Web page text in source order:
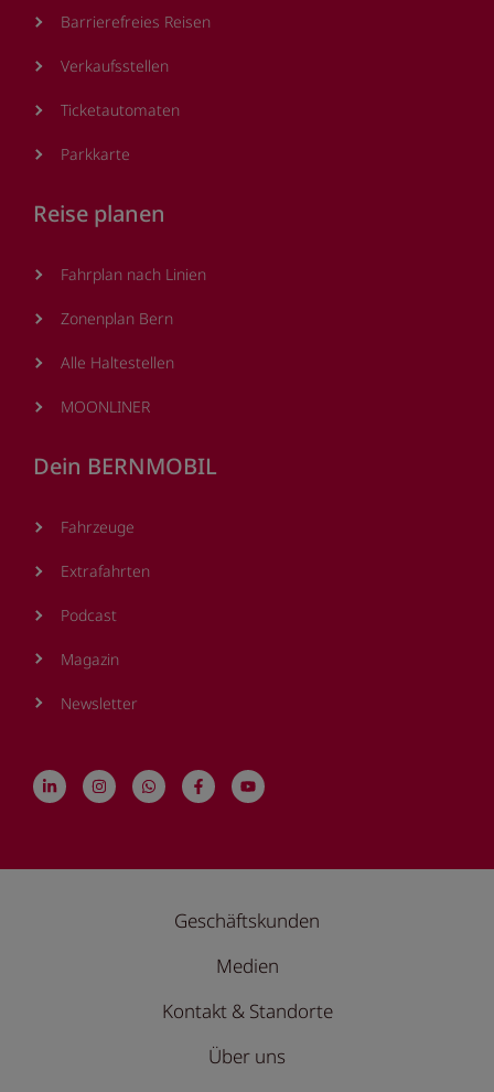
Barrierefreies Reisen
Verkaufsstellen
Ticketautomaten
Parkkarte
Reise planen
Fahrplan nach Linien
Zonenplan Bern
Alle Haltestellen
MOONLINER
Dein BERNMOBIL
Fahrzeuge
Extrafahrten
Podcast
Magazin
Newsletter
Geschäftskunden
Medien
Kontakt & Standorte
Über uns